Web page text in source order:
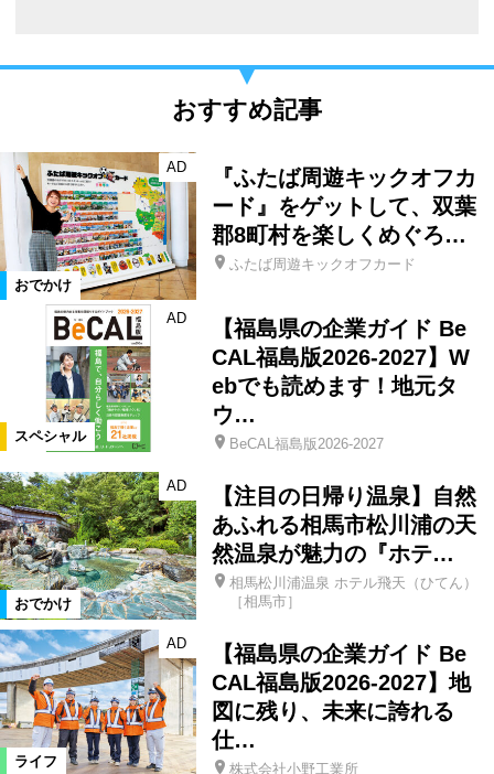
おすすめ記事
おでかけ
AD
『ふたば周遊キックオフカ
ード』をゲットして、双葉
郡8町村を楽しくめぐろ…
ふたば周遊キックオフカード
スペシャル
AD
【福島県の企業ガイド Be
CAL福島版2026-2027】W
ebでも読めます！地元タ
ウ…
BeCAL福島版2026-2027
おでかけ
AD
【注目の日帰り温泉】自然
あふれる相馬市松川浦の天
然温泉が魅力の『ホテ…
相馬松川浦温泉 ホテル飛天（ひてん）
［相馬市］
ライフ
AD
【福島県の企業ガイド Be
CAL福島版2026-2027】地
図に残り、未来に誇れる
仕…
株式会社小野工業所